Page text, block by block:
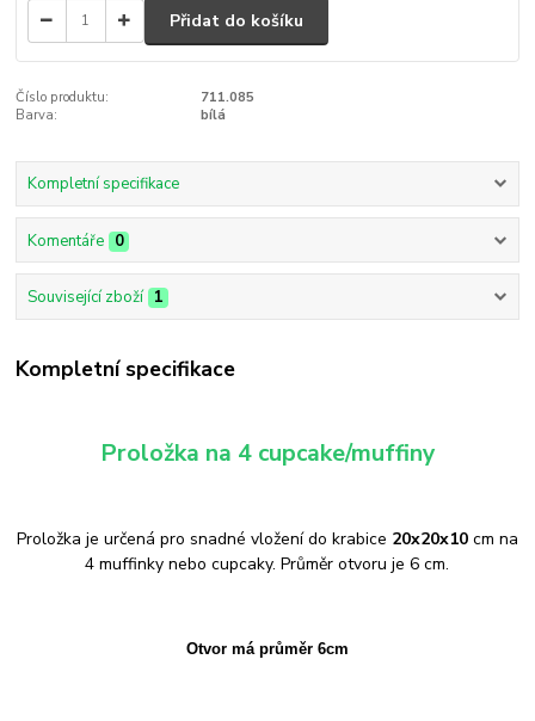
Přidat do košíku
Číslo produktu:
711.085
Barva:
bílá
Kompletní specifikace
Komentáře 0
Související zboží 1
Kompletní specifikace
Proložka na 4 cupcake/muffiny
Proložka je určená pro snadné vložení do krabice 20x20x10cm na
4 muffinky nebo cupcaky. Průměr otvoru je 6 cm.
Otvor má průměr 6cm